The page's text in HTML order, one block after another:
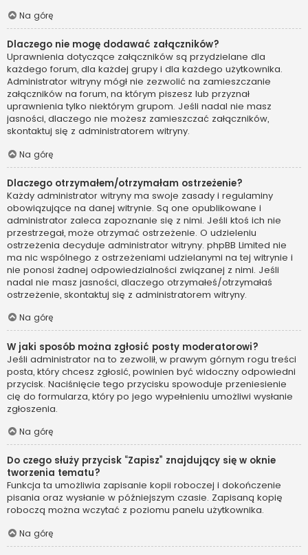
Na górę
Dlaczego nie mogę dodawać załączników?
Uprawnienia dotyczące załączników są przydzielane dla
każdego forum, dla każdej grupy i dla każdego użytkownika.
Administrator witryny mógł nie zezwolić na zamieszczanie
załączników na forum, na którym piszesz lub przyznał
uprawnienia tylko niektórym grupom. Jeśli nadal nie masz
jasności, dlaczego nie możesz zamieszczać załączników,
skontaktuj się z administratorem witryny.
Na górę
Dlaczego otrzymałem/otrzymałam ostrzeżenie?
Każdy administrator witryny ma swoje zasady i regulaminy
obowiązujące na danej witrynie. Są one opublikowane i
administrator zaleca zapoznanie się z nimi. Jeśli ktoś ich nie
przestrzegał, może otrzymać ostrzeżenie. O udzieleniu
ostrzeżenia decyduje administrator witryny. phpBB Limited nie
ma nic wspólnego z ostrzeżeniami udzielanymi na tej witrynie i
nie ponosi żadnej odpowiedzialności związanej z nimi. Jeśli
nadal nie masz jasności, dlaczego otrzymałeś/otrzymałaś
ostrzeżenie, skontaktuj się z administratorem witryny.
Na górę
W jaki sposób można zgłosić posty moderatorowi?
Jeśli administrator na to zezwolił, w prawym górnym rogu treści
posta, który chcesz zgłosić, powinien być widoczny odpowiedni
przycisk. Naciśnięcie tego przycisku spowoduje przeniesienie
cię do formularza, który po jego wypełnieniu umożliwi wysłanie
zgłoszenia.
Na górę
Do czego służy przycisk “Zapisz” znajdujący się w oknie
tworzenia tematu?
Funkcja ta umożliwia zapisanie kopii roboczej i dokończenie
pisania oraz wysłanie w późniejszym czasie. Zapisaną kopię
roboczą można wczytać z poziomu panelu użytkownika.
Na górę